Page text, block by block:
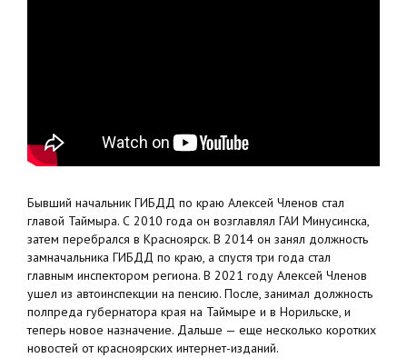
Бывший начальник ГИБДД по краю Алексей Членов стал
главой Таймыра. С 2010 года он возглавлял ГАИ Минусинска,
затем перебрался в Красноярск. В 2014 он занял должность
замначальника ГИБДД по краю, а спустя три года стал
главным инспектором региона. В 2021 году Алексей Членов
ушел из автоинспекции на пенсию. После, занимал должность
полпреда губернатора края на Таймыре и в Норильске, и
теперь новое назначение. Дальше — еще несколько коротких
новостей от красноярских интернет-изданий.